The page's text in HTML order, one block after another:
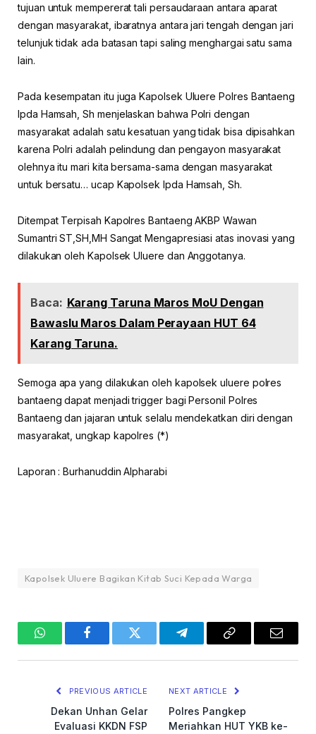
tujuan untuk mempererat tali persaudaraan antara aparat
dengan masyarakat, ibaratnya antara jari tengah dengan jari
telunjuk tidak ada batasan tapi saling menghargai satu sama
lain.
Pada kesempatan itu juga Kapolsek Uluere Polres Bantaeng
Ipda Hamsah, Sh menjelaskan bahwa Polri dengan
masyarakat adalah satu kesatuan yang tidak bisa dipisahkan
karena Polri adalah pelindung dan pengayon masyarakat
olehnya itu mari kita bersama-sama dengan masyarakat
untuk bersatu… ucap Kapolsek Ipda Hamsah, Sh.
Ditempat Terpisah Kapolres Bantaeng AKBP Wawan
Sumantri ST,SH,MH Sangat Mengapresiasi atas inovasi yang
dilakukan oleh Kapolsek Uluere dan Anggotanya.
Baca: Karang Taruna Maros MoU Dengan
Bawaslu Maros Dalam Perayaan HUT 64
Karang Taruna.
Semoga apa yang dilakukan oleh kapolsek uluere polres
bantaeng dapat menjadi trigger bagi Personil Polres
Bantaeng dan jajaran untuk selalu mendekatkan diri dengan
masyarakat, ungkap kapolres (*)
Laporan : Burhanuddin Alpharabi
Kapolsek Uluere Bagikan Kitab Suci Kepada Warga
WhatsAppFacebookTwitter TelegramCopy
Email
PREVIOUS ARTICLE
Dekan Unhan Gelar
Evaluasi KKDN FSP
NEXT ARTICLE
Polres Pangkep
Meriahkan HUT YKB ke-